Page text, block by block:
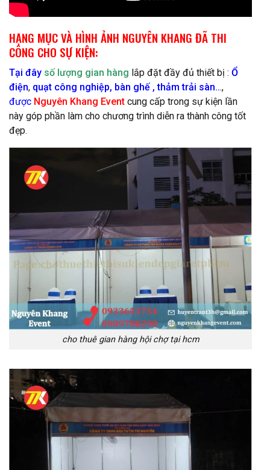
HẠNG MỤC VÀ HÌNH ẢNH NGUYÊN KHANG ĐÃ THI
CÔNG CHO SỰ KIỆN:
Tại đây số lượng gian hàng lắp đặt đầy đủ thiết bị : Ổ
điện, quạt công nghiệp, bàn ghế,thảm trải sàn...,
được Nguyên Khang Event cung cấp trong sự kiện lần
này góp phần làm cho chương trình diễn ra thành công tốt
đẹp.
cho thuê gian hàng hội chợ tại hcm